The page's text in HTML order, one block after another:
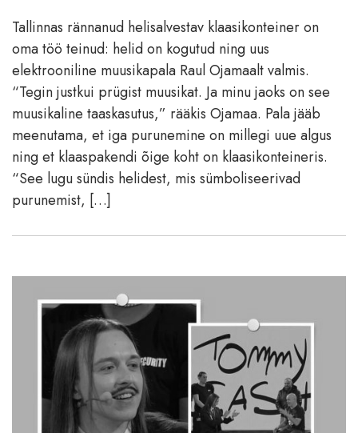
Tallinnas rännanud helisalvestav klaasikonteiner on
oma töö teinud: helid on kogutud ning uus
elektrooniline muusikapala Raul Ojamaalt valmis.
“Tegin justkui prügist muusikat. Ja minu jaoks on see
muusikaline taaskasutus,” rääkis Ojamaa. Pala jääb
meenutama, et iga purunemine on millegi uue algus
ning et klaaspakendi õige koht on klaasikonteineris.
“See lugu sündis helidest, mis sümboliseerivad
purunemist, […]